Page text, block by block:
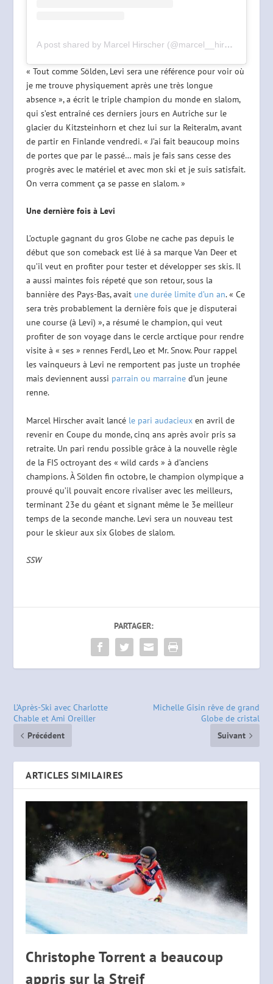
A post shared by Marcel Hirscher (@marcel__hirscher)
« Tout comme Sölden, Levi sera une référence pour voir où
je me trouve physiquement après une très longue
absence », a écrit le triple champion du monde en slalom,
qui s’est entraîné ces derniers jours en Autriche sur le
glacier du Kitzsteinhorn et chez lui sur la Reiteralm, avant
de partir en Finlande vendredi. « J’ai fait beaucoup moins
de portes que par le passé… mais je fais sans cesse des
progrès avec le matériel et avec mon ski et je suis satisfait.
On verra comment ça se passe en slalom. »
Une dernière fois à Levi
L’octuple gagnant du gros Globe ne cache pas depuis le
début que son comeback est lié à sa marque Van Deer et
qu’il veut en profiter pour tester et développer ses skis. Il
a aussi maintes fois répeté que son retour, sous la
bannière des Pays-Bas, avait une durée limite d’un an. « Ce
sera très probablement la dernière fois que je disputerai
une course (à Levi) », a résumé le champion, qui veut
profiter de son voyage dans le cercle arctique pour rendre
visite à « ses » rennes Ferdl, Leo et Mr. Snow. Pour rappel
les vainqueurs à Levi ne remportent pas juste un trophée
mais deviennent aussi parrain ou marrained’un jeune
renne.
Marcel Hirscher avait lancé le pari audacieux en avril de
revenir en Coupe du monde, cinq ans après avoir pris sa
retraite. Un pari rendu possible grâce à la nouvelle règle
de la FIS octroyant des « wild cards » à d’anciens
champions. À Sölden fin octobre, le champion olympique a
prouvé qu’il pouvait encore rivaliser avec les meilleurs,
terminant 23e du géant et signant même le 3e meilleur
temps de la seconde manche. Levi sera un nouveau test
pour le skieur aux six Globes de slalom.
SSW
PARTAGER:
L’Après-Ski avec Charlotte
Chable et Ami Oreiller
Précédent
Michelle Gisin rêve de grand
Globe de cristal
Suivant
ARTICLES SIMILAIRES
Christophe Torrent a beaucoup
appris sur la Streif